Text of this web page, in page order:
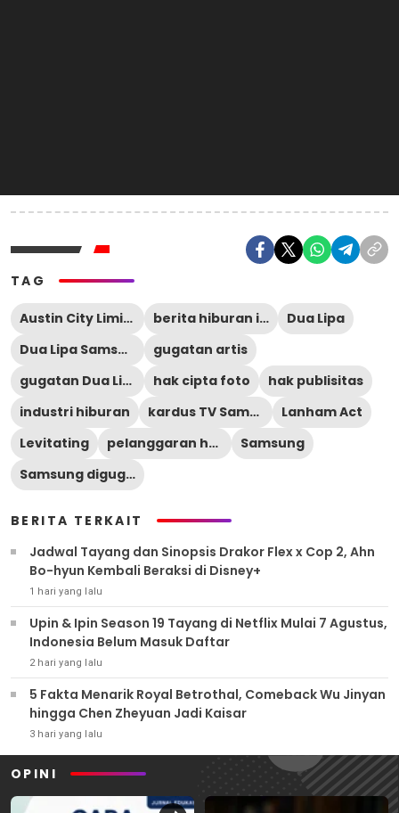
TAG
Austin City Limits Festival berita hiburan internasional
Dua Lipa
Dua Lipa Samsung
gugatan artis
gugatan Dua Lipa
hak cipta foto
hak publisitas
industri hiburan
kardus TV Samsung
Lanham Act
Levitating
pelanggaran hak cipta
Samsung
Samsung digugat
BERITA TERKAIT
Jadwal Tayang dan Sinopsis Drakor Flex x Cop 2, Ahn
Bo-hyun Kembali Beraksi di Disney+
1 hari yang lalu
Upin & Ipin Season 19 Tayang di Netflix Mulai 7 Agustus,
Indonesia Belum Masuk Daftar
2 hari yang lalu
5 Fakta Menarik Royal Betrothal, Comeback Wu Jinyan
hingga Chen Zheyuan Jadi Kaisar
3 hari yang lalu
OPINI